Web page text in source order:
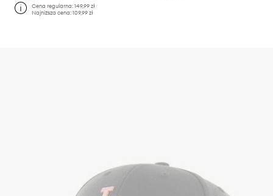
Cena regularna:149,99 zł
Najniższa cena:109,99 zł